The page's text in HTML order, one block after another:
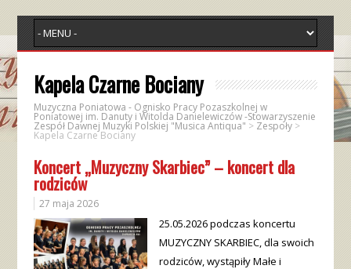
Kapela Czarne Bociany
Muzyczna Poniatowa - Ognisko Pracy Pozaszkolnej w
Poniatowej im. Danuty i Witolda Danielewiczów -Stowarzyszenie
Zespół Dawnej Muzyki Polskiej "Musica Antiqua" > Zespoły>
Kapela Czarne Bociany
Koncert „Muzyczny Skarbiec” – koncert dla
rodziców
27 maja 2026
25.05.2026 podczas koncertu
MUZYCZNY SKARBIEC, dla swoich
rodziców, wystąpiły Małe i